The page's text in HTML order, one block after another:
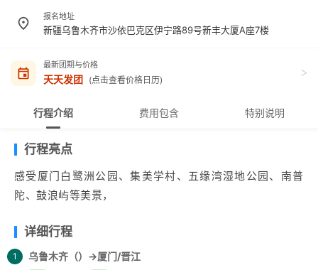
报名地址
新疆乌鲁木齐市沙依巴克区伊宁路89号新丰大厦A座7楼
最新团期与价格
天天发团 (点击查看价格日历)
>
行程介绍 费用包含 特别说明
行程亮点
感受厦门白鹭洲公园、集美学村、五缘湾湿地公园、南普
陀、鼓浪屿等美景，
详细行程
1 乌鲁木齐（）→厦门/晋江